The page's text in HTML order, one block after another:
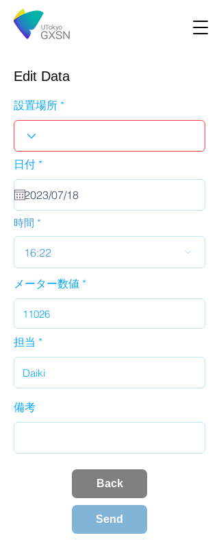
Edit Data
設置場所
日付 *r
u
i
d
時間
16:22
メーター数値
担当
備考
Back
Send